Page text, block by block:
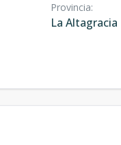
Provincia:
La Altagracia